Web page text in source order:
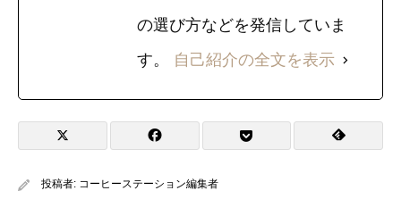
の選び方などを発信していま
す。 自己紹介の全文を表示
投稿者: コーヒーステーション編集者